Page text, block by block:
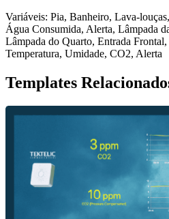
Variáveis: Pia, Banheiro, Lava-
Água Consumida, Alerta, Lâmpada
Lâmpada do Quarto, Entrada
Temperatura, Umidade, CO2, Alerta
Templates